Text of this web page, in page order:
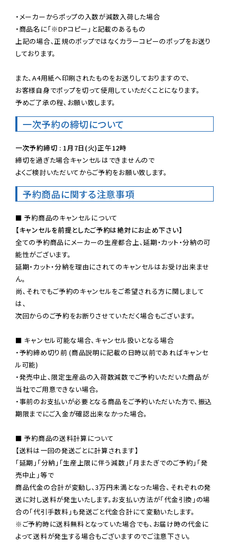
・メーカーからポップの入数が減数入荷した場合
・商品名に「※DPコピー」と記載のあるもの
上記の場合、正規のポップではなくカラーコピーのポップをお送り
しております。
また、A4用紙へ印刷されたものをお送りしておりますので、
お客様自身でポップを切って使用していただくことになります。
予めご了承の程、お願い致します。
一次予約の締切について
一次予約締切 : 1月7日(火)正午12時
締切を過ぎた場合キャンセルはできませんので
よくご検討いただいてからご予約をお願い致します。
予約商品に関する注意事項
【キャンセルを前提としたご予約は絶対にお止め下さい】
全ての予約商品にメーカーの生産都合上、延期・カット・分納の可
能性がございます。
延期・カット・分納を理由にされてのキャンセルはお受け出来ませ
ん。
尚、それでもご予約のキャンセルをご希望される方に関しまして
は、
次回からのご予約をお断りさせていただく場合もございます。
■ キャンセル可能な場合、キャンセル扱いとなる場合
・予約締め切り前 (商品説明に記載の日時以前であればキャンセ
ル可能)
・発売中止、限定生産品の入荷数減数でご予約いただいた商品が
当社でご用意できない場合。
・事前のお支払いが必要となる商品をご予約いただいた方で、振込
期限までにご入金が確認出来なかった場合。
■ 予約商品の送料計算について
【送料は一回の発送ごとに計算されます】
「延期」「分納」「生産上限に伴う減数」「月またぎでのご予約」「発
売中止」等で
商品代金の合計が変動し、3万円未満となった場合、それぞれの発
送に対し送料が発生いたします。お支払い方法が「代金引換」の場
※ご予約時に送料無料となっていた場合でも、お届け時の代金に
よって送料が発生する場合もございますのでご注意下さい。